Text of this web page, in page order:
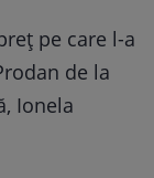
pe care l-a
de la
Ionela